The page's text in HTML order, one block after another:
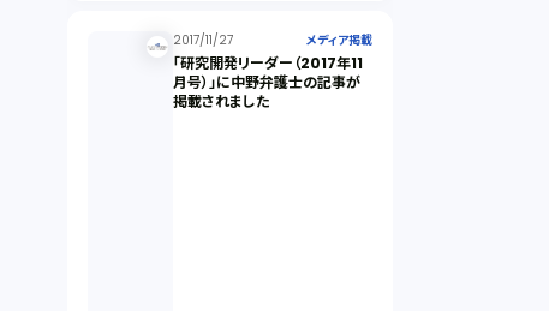
2017/11/27 メディア掲載
「研究開発リーダー（2017年11
月号）」に中野弁護士の記事が
掲載されました